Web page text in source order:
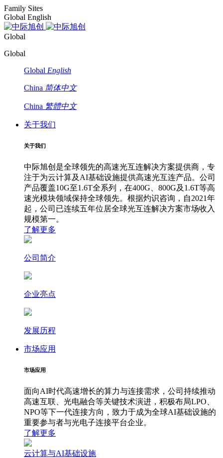
Family Sites
Global English
Global
Global
Global English
China 简体中文
China 繁體中文
关于我们
关于我们
中际旭创是全球领先的高速光互连解决方案提供商，专
注于为云计算及AI基础设施提供高速光互连产品。公司
产品覆盖10G至1.6T全系列，在400G、800G及1.6T等高
速光模块领域保持全球领先。根据灼识咨询，自2021年
起，公司已连续五年位居全球光互连解决方案市场收入
规模第一。
了解更多
公司简介
企业亮点
发展历程
市场应用
市场应用
面向AI时代高速增长的算力与连接需求，公司持续推动
高速互联、光电融合等关键技术演进，积极布局LPO、
NPO等下一代连接方向，致力于成为全球AI基础设施的
重要参与者与光电子连接平台企业。
了解更多
云计算与AI基础设施